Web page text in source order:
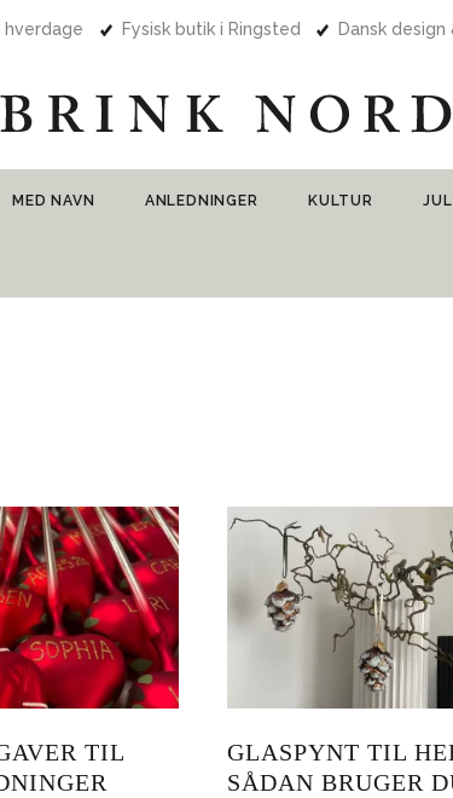
hverdage Fysisk butik i Ringsted Dansk
MED NAVN ANLEDNINGER KULTUR
TIL
GLASPYNT TIL
SÅDAN BRUGER